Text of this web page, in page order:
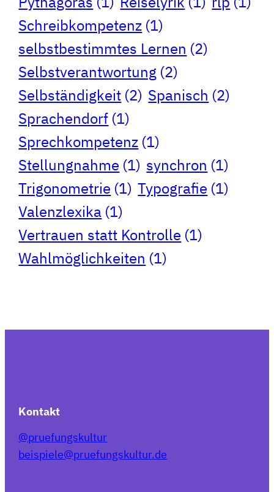
Schreibkompetenz (1)
selbstbestimmtes Lernen (2)
Selbstverantwortung (2)
Selbständigkeit (2) Spanisch (2)
Sprachendorf (1)
Sprechkompetenz (1)
Stellungnahme (1) synchron (1)
Trigonometrie (1) Typografie (1)
Valenzlexika (1)
Vertrauen statt Kontrolle (1)
Wahlmöglichkeiten (1)
Kontakt
@pruefungskultur
beispiele@pruefungskultur.de